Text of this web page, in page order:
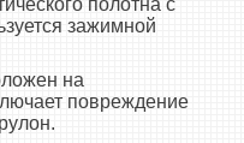
зажимной
на
повреждение